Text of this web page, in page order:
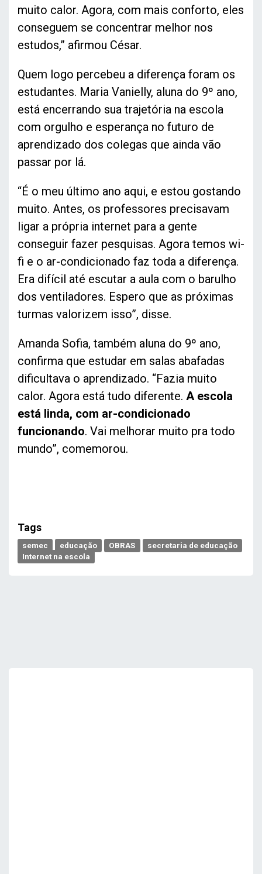
muito calor. Agora, com mais conforto, eles
conseguem se concentrar melhor nos
estudos,” afirmou César.
Quem logo percebeu a diferença foram os
estudantes. Maria Vanielly, aluna do 9º ano,
está encerrando sua trajetória na escola
com orgulho e esperança no futuro de
aprendizado dos colegas que ainda vão
passar por lá.
“É o meu último ano aqui, e estou gostando
muito. Antes, os professores precisavam
ligar a própria internet para a gente
conseguir fazer pesquisas. Agora temos wi-
fi e o ar-condicionado faz toda a diferença.
Era difícil até escutar a aula com o barulho
dos ventiladores. Espero que as próximas
turmas valorizem isso”, disse.
Amanda Sofia, também aluna do 9º ano,
confirma que estudar em salas abafadas
dificultava o aprendizado. “Fazia muito
calor. Agora está tudo diferente. A escola
está linda, com ar-condicionado
funcionando. Vai melhorar muito pra todo
mundo”, comemorou.
Tags
semec educação OBRAS
secretaria de educação
Internet na escola